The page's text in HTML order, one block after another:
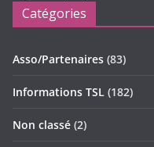
Catégories
Asso/Partenaires (83)
Informations TSL (182)
Non classé (2)